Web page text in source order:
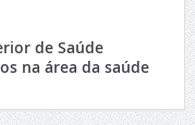
de Saúde
na área da saúde